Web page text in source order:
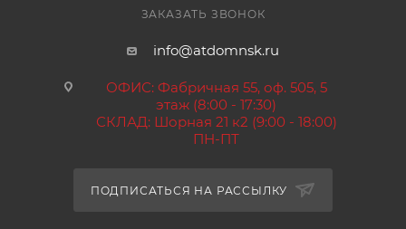
ЗАКАЗАТЬ ЗВОНОК
info@atdomnsk.ru
ОФИС: Фабричная 55, оф. 505, 5
этаж (8:00 - 17:30)
СКЛАД: Шорная 21 к2 (9:00 - 18:00)
ПН-ПТ
ПОДПИСАТЬСЯ НА РАССЫЛКУ